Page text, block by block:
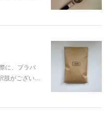
に、プラパ
肢がござい…